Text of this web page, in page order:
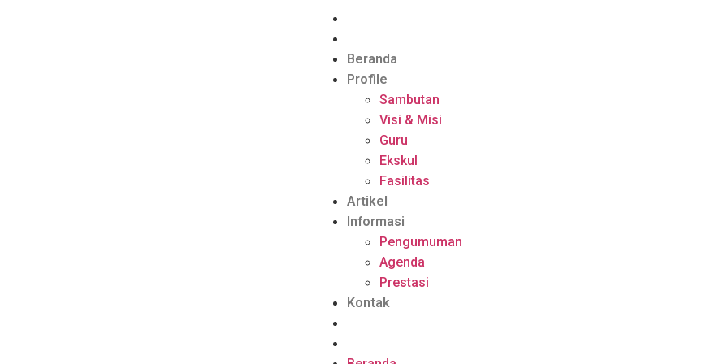
Beranda
Profile
Sambutan
Visi & Misi
Guru
Ekskul
Fasilitas
Artikel
Informasi
Pengumuman
Agenda
Prestasi
Kontak